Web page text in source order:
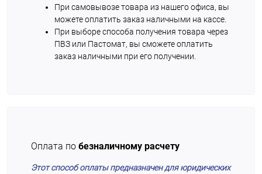
При самовывозе товара из нашего офиса, вы
можете оплатить заказ наличными на кассе.
При выборе способа получения товара через
ПВЗ или Пастомат, вы сможете оплатить
заказ наличными при его получении.
Оплата по безналичному расчету
Этот способ оплаты предназначен для юридических